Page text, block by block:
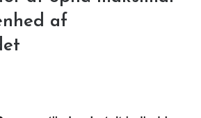
af